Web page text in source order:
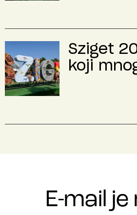
Sziget
koji
E-mail